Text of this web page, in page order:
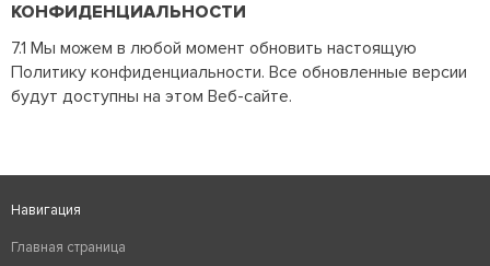
КОНФИДЕНЦИАЛЬНОСТИ
7.1 Мы можем в любой момент обновить настоящую
Политику конфиденциальности. Все обновленные версии
будут доступны на этом Веб-сайте.
Навигация
Главная страница